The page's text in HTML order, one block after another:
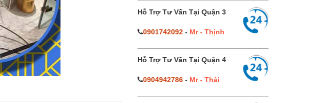
Hỗ Trợ Tư Vấn Tại Quận 3
0901742092- Mr - Thịnh
Hỗ Trợ Tư Vấn Tại Quận 4
0904942786- Mr - Thái